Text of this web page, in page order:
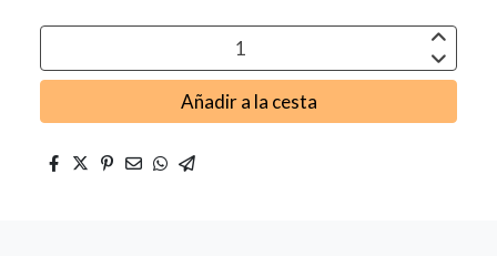
Añadir a la cesta